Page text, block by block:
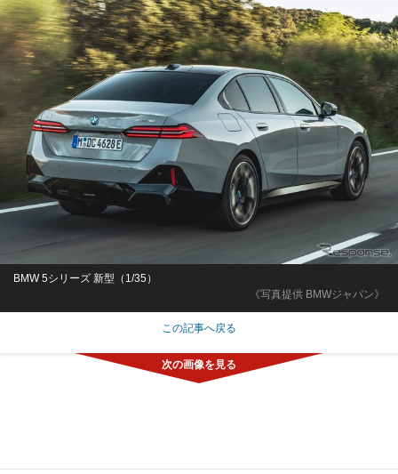
《写真提供 BMWジャパン》
BMW 5シリーズ 新型（1/35）
この記事へ戻る